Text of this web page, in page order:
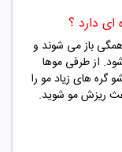
باز می شوند و
از طرفی موها
های زیاد مو را
ریزش مو شوید.